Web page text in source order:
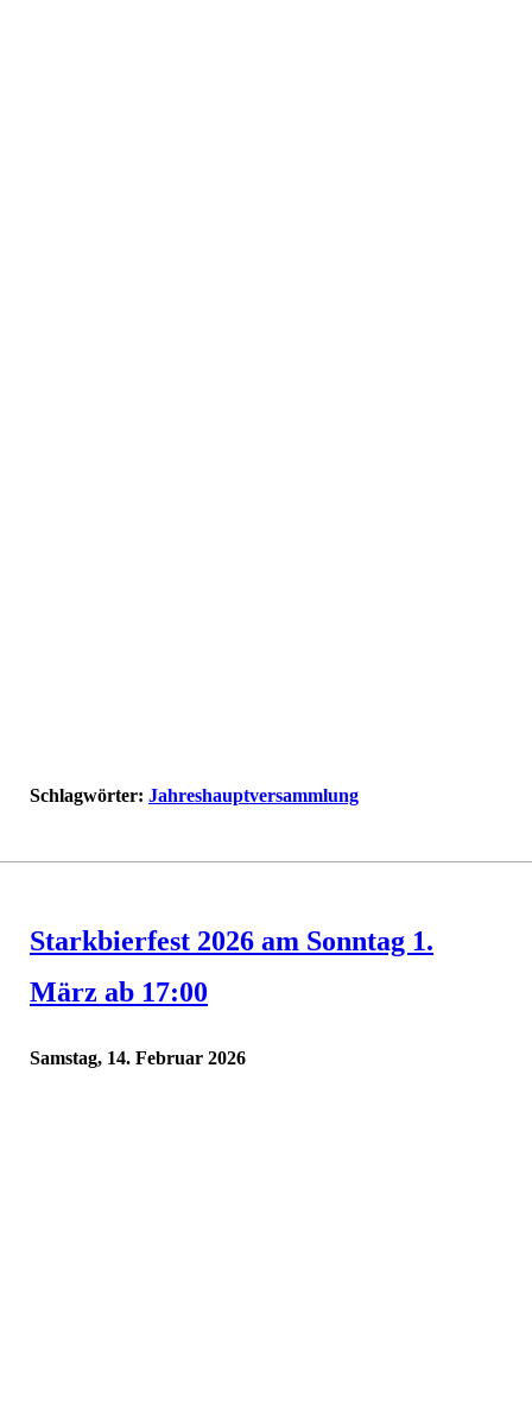
Schlagwörter: Jahreshauptversammlung
Starkbierfest 2026 am Sonntag 1.
März ab 17:00
Samstag, 14. Februar 2026